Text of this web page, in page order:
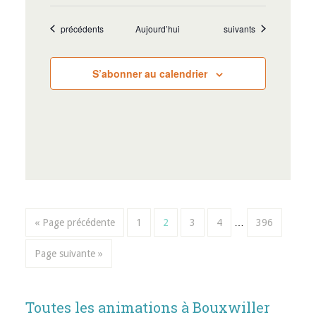
Évènements
précédents Aujourd’hui Évènements
suivants
S’abonner au calendrier
« Page précédente 1 2 3 4 396
Page suivante »
Toutes les animations à Bouxwiller